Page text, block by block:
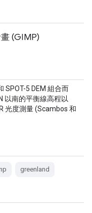
(GIMP)
SPOT-5 DEM 組合而
以南的平衡線高程以
光度測量 (Scambos 和
greenland